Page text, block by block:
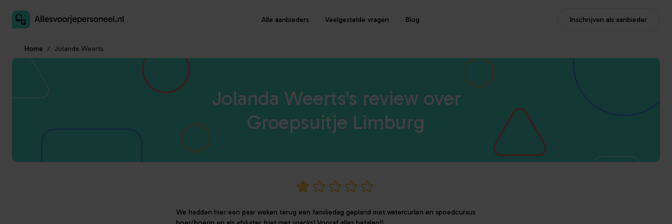
Alle aanbieders Veelgestelde vragen Blog Inschrijven als aanbieder
Home Jolanda Weerts
Jolanda Weerts's review over
Groepsuitje Limburg
We hadden hier een paar weken terug een familiedag gepland met watercurlen en spoedcursus